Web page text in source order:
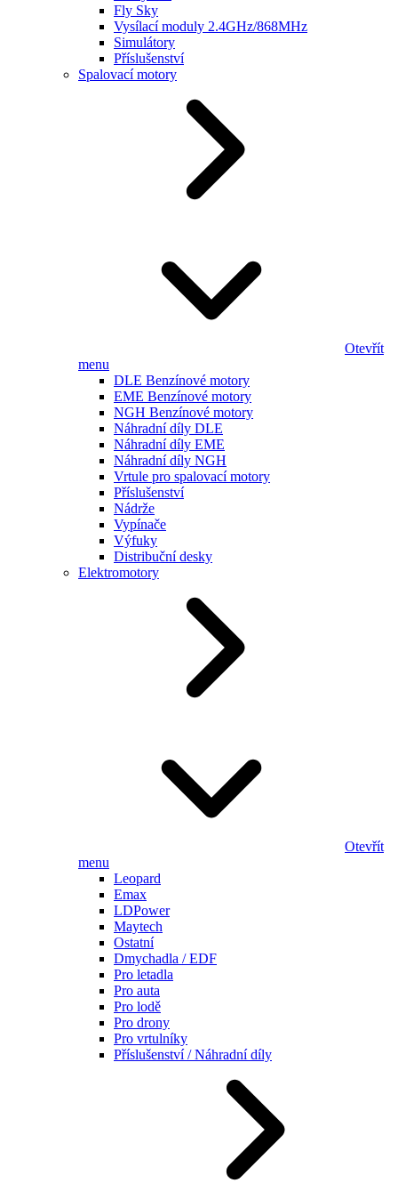
Fly Sky
Vysílací moduly 2.4GHz/868MHz
Simulátory
Příslušenství
Spalovací motory
Otevřít
menu
DLE Benzínové motory
EME Benzínové motory
NGH Benzínové motory
Náhradní díly DLE
Náhradní díly EME
Náhradní díly NGH
Vrtule pro spalovací motory
Příslušenství
Nádrže
Vypínače
Výfuky
Distribuční desky
Elektromotory
Otevřít
menu
Leopard
Emax
LDPower
Maytech
Ostatní
Dmychadla / EDF
Pro letadla
Pro auta
Pro lodě
Pro drony
Pro vrtulníky
Příslušenství / Náhradní díly